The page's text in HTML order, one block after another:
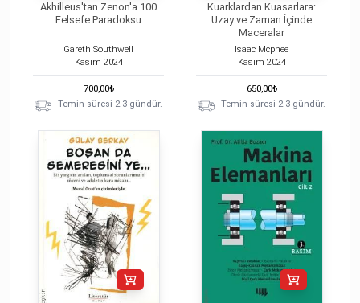
Akhilleus'tan Zenon'a 100
Felsefe Paradoksu
Gareth Southwell
Kasım 2024
700,00₺
Temin süresi 2-3 gündür.
Kuarklardan Kuasarlara:
Uzay ve Zaman İçinde
Maceralar
Isaac Mcphee
Kasım 2024
650,00₺
Temin süresi 2-3 gündür.